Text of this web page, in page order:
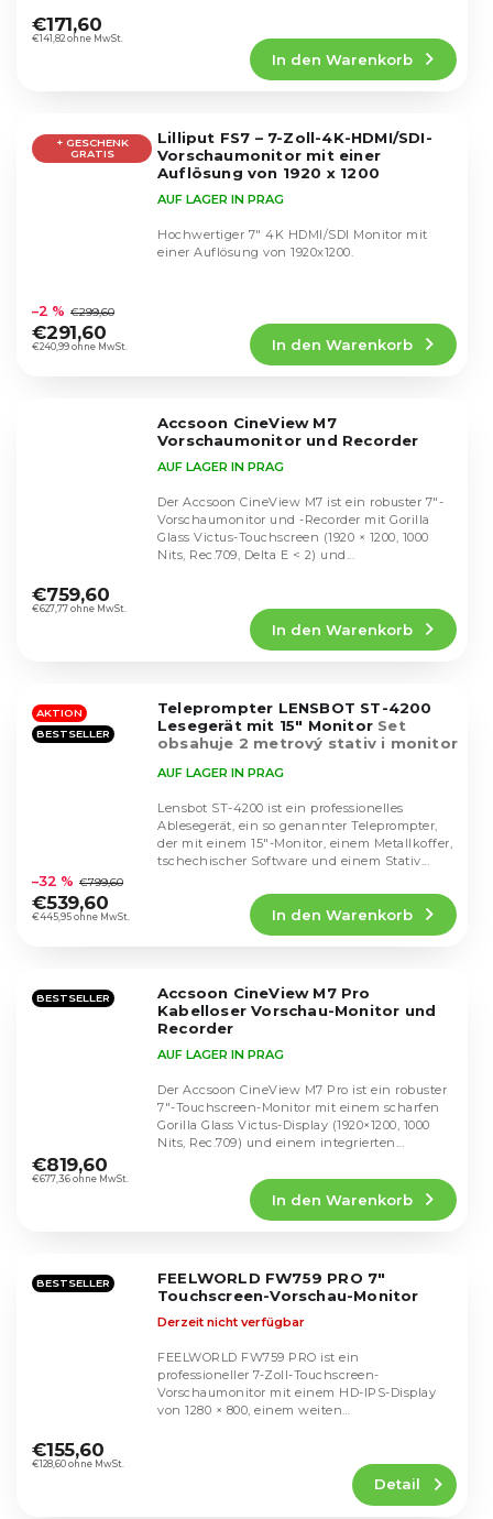
durchschnittliche
Produktbewertung
Sternen.
€141,82 ohne MwSt.
€171,60
In den Warenkorb
+ GESCHENK
GRATIS
Lilliput FS7 – 7-Zoll-4K-HDMI/SDI-
Vorschaumonitor mit einer
Auflösung von 1920 x 1200
durchschnittliche
Produktbewertung
ist
AUF LAGER IN PRAG
€240,99 ohne MwSt.
–2 % €299,60
€291,60
In den Warenkorb
Hochwertiger 7" 4K HDMI/SDI Monitor mit
einer Auflösung von 1920x1200.
Accsoon CineView M7
Vorschaumonitor und Recorder
durchschnittliche
Produktbewertung
Sternen.
AUF LAGER IN PRAG
€627,77 ohne MwSt.
€759,60
In den Warenkorb
Der Accsoon CineView M7 ist ein robuster 7″-
Vorschaumonitor und -Recorder mit Gorilla
Glass Victus-Touchscreen (1920 × 1200, 1000
Nits, Rec.709, Delta E < 2) und...
AKTION
BESTSELLER
Teleprompter LENSBOT ST-4200
Lesegerät mit 15" Monitor Set
obsahuje 2 metrový stativ i monitor
durchschnittliche
Produktbewertung
ist
Sternen.
AUF LAGER IN PRAG
€445,95 ohne MwSt.
–32 % €799,60
€539,60
In den Warenkorb
Lensbot ST-4200 ist ein professionelles
Ablesegerät, ein so genannter Teleprompter,
der mit einem 15"-Monitor, einem Metallkoffer,
tschechischer Software und einem Stativ...
BESTSELLER
Accsoon CineView M7 Pro
Kabelloser Vorschau-Monitor und
Recorder
durchschnittliche
Produktbewertung
Sternen.
AUF LAGER IN PRAG
€677,36 ohne MwSt.
€819,60
In den Warenkorb
Der Accsoon CineView M7 Pro ist ein robuster
7″-Touchscreen-Monitor mit einem scharfen
Gorilla Glass Victus-Display (1920×1200, 1000
Nits, Rec.709) und einem integrierten...
BESTSELLER
FEELWORLD FW759 PRO 7"
Touchscreen-Vorschau-Monitor
durchschnittliche
Produktbewertung
Derzeit nicht verfügbar
€128,60 ohne MwSt.
€155,60
Detail
FEELWORLD FW759 PRO ist ein
professioneller 7-Zoll-Touchscreen-
Vorschaumonitor mit einem HD-IPS-Display
von 1280 × 800, einem weiten